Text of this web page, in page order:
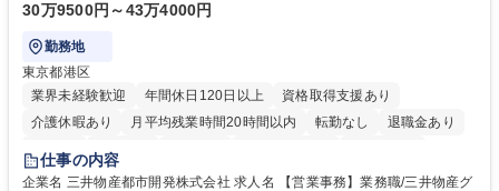
30万9500円～43万4000円
勤務地
東京都港区
業界未経験歓迎
年間休日120日以上
資格取得支援あり
介護休暇あり
月平均残業時間20時間以内 転勤なし
退職金あり
在宅OK
賞与あり
駅近5分以内
土日祝休み 寮・社宅あり
仕事の内容
企業名 三井物産都市開発株式会社 求人名 【営業事務】業務職/三井物産グ